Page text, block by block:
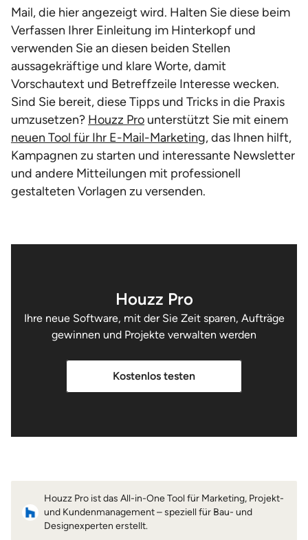
Mail, die hier angezeigt wird. Halten Sie diese beim
Verfassen Ihrer Einleitung im Hinterkopf und
verwenden Sie an diesen beiden Stellen
aussagekräftige und klare Worte, damit
Vorschautext und Betreffzeile Interesse wecken.
Sind Sie bereit, diese Tipps und Tricks in die Praxis
umzusetzen? Houzz Pro unterstützt Sie mit einem
neuen Tool für Ihr E-Mail-Marketing, das Ihnen hilft,
Kampagnen zu starten und interessante Newsletter
und andere Mitteilungen mit professionell
gestalteten Vorlagen zu versenden.
Houzz Pro
Ihre neue Software, mit der Sie Zeit sparen, Aufträge
gewinnen und Projekte verwalten werden
Kostenlos testen
Houzz Pro ist das All-in-One Tool für Marketing, Projekt-
und Kundenmanagement – speziell für Bau- und
Designexperten erstellt.